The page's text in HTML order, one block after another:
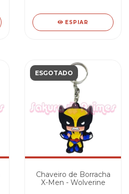
ESPIAR
ESGOTADO
Chaveiro de Borracha
X-Men - Wolverine